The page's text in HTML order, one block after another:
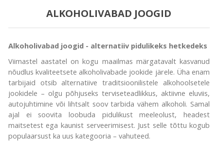
ALKOHOLIVABAD JOOGID
Alkoholivabad joogid - alternatiiv pidulikeks hetkedeks
Viimastel aastatel on kogu maailmas märgatavalt kasvanud
nõudlus kvaliteetsete alkoholivabade jookide järele. Üha enam
tarbijaid otsib alternatiive traditsioonilistele alkohoolsetele
jookidele – olgu põhjuseks terviseteadlikkus, aktiivne eluviis,
autojuhtimine või lihtsalt soov tarbida vähem alkoholi. Samal
ajal ei soovita loobuda pidulikust meeleolust, headest
maitsetest ega kaunist serveerimisest. Just selle tõttu kogub
populaarsust ka uus kategooria – vahuteed.